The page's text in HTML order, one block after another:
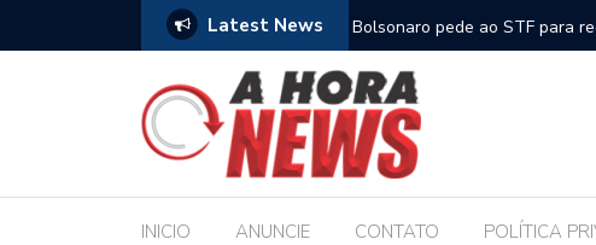
Latest News
com a Educação durante posse Bolsonaro pede ao STF para
INICIO ANUNCIE CONTATO POLÍTICA